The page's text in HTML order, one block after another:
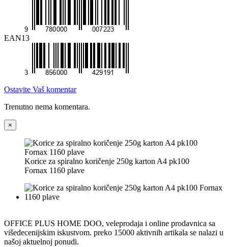
EAN13
Ostavite Vaš komentar
Trenutno nema komentara.
×
Korice za spiralno koričenje 250g karton A4 pk100
Fornax 1160 plave
OFFICE PLUS HOME DOO, veleprodaja i online prodavnica sa
višedecenijskim iskustvom. preko 15000 aktivnih artikala se nalazi u
našoj aktuelnoj ponudi.